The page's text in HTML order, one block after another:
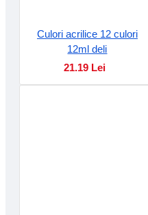
Culori acrilice 12 culori
12ml deli
21.19 Lei